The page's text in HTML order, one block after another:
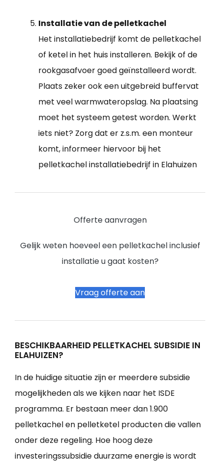
Installatie van de pelletkachel
Het installatiebedrijf komt de pelletkachel
of ketel in het huis installeren. Bekijk of de
rookgasafvoer goed geïnstalleerd wordt.
Plaats zeker ook een uitgebreid buffervat
met veel warmwateropslag. Na plaatsing
moet het systeem getest worden. Werkt
iets niet? Zorg dat er z.s.m. een monteur
komt, informeer hiervoor bij het
pelletkachel installatiebedrijf in Elahuizen
Offerte aanvragen
Gelijk weten hoeveel een pelletkachel inclusief
installatie u gaat kosten?
Vraag offerte aan
BESCHIKBAARHEID PELLETKACHEL SUBSIDIE IN
ELAHUIZEN?
In de huidige situatie zijn er meerdere subsidie
mogelijkheden als we kijken naar het ISDE
programma. Er bestaan meer dan 1.900
pelletkachel en pelletketel producten die vallen
onder deze regeling. Hoe hoog deze
investeringssubsidie duurzame energie is wordt